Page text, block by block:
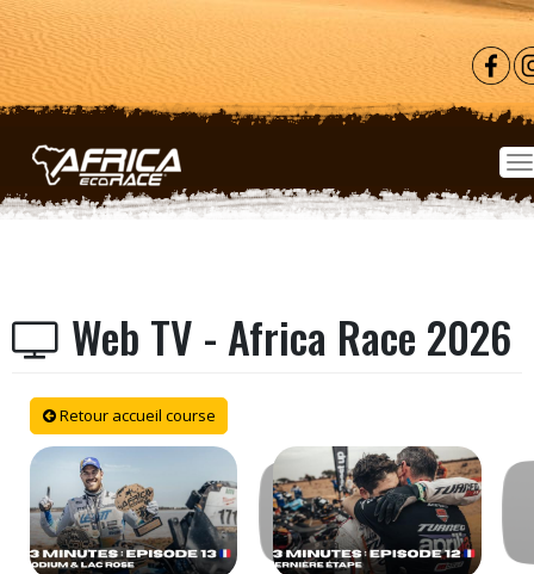
Aller au contenu principal
Web TV - Africa Race 2026
Retour accueil course